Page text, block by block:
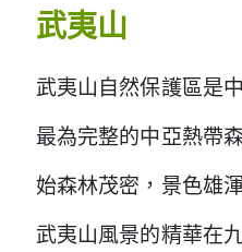
武夷山
武夷山自然保護區是
最為完整的中亞熱帶
始森林茂密，景色雄
武夷山風景的精華在